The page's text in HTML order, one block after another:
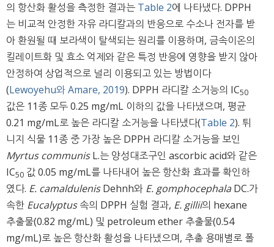
의 항산화 활성을 측정한 결과는 Table 2에 나타냈다. DPPH
는 비교적 안정한 자유 라디칼과의 반응으로 수소나 전자를 받
아 환원될 때 보라색이 탈색되는 원리를 이용하며, 금속이온의
킬레이트화 및 효소 억제와 같은 특정 반응에 영향을 받지 않아
안정하여 상업적으로 널리 이용되고 있는 방법이다
(Lewoyehu와 Amare, 2019). DPPH 라디칼 소거능의 IC50
값은 11종 모두 0.25 mg/mL 이하의 값을 나타냈으며, 평균
0.21 mg/mL로 높은 라디칼 소거능을 나타냈다(Table 2). 튀
니지 식물 11종 중 가장 높은 DPPH 라디칼 소거능을 보인
Myrtus communisL.는 양성대조구인 ascorbic acid와 같은
IC50 값 0.05 mg/mL를 나타내어 높은 항산화 효과를 확인하
였다. E. camaldulenisDehnh와 E. gomphocephalaDC.가
속한 Eucalyptus속의 DPPH 실험 결과, E. gillii의 hexane
추출물(0.82 mg/mL) 및 petroleum ether 추출물(0.54
mg/mL)로 높은 항산화 활성을 나타냈으며, 추출 용매별로 폴